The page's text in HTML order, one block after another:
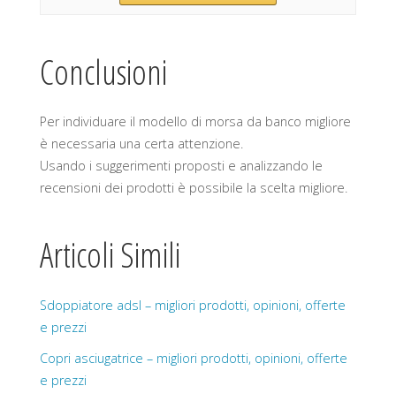
Conclusioni
Per individuare il modello di morsa da banco migliore
è necessaria una certa attenzione.
Usando i suggerimenti proposti e analizzando le
recensioni dei prodotti è possibile la scelta migliore.
Articoli Simili
Sdoppiatore adsl – migliori prodotti, opinioni, offerte
e prezzi
Copri asciugatrice – migliori prodotti, opinioni, offerte
e prezzi